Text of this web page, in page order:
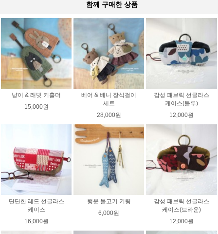
함께 구매한 상품
냥이 & 래빗 키홀더
15,000원
베어 & 베니 장식걸이
세트
28,000원
감성 패브릭 선글라스
케이스(블루)
12,000원
단단한 레드 선글라스
케이스
16,000원
행운 물고기 키링
6,000원
감성 패브릭 선글라스
케이스(브라운)
12,000원